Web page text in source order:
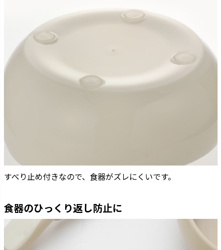
すべり止め付きなので、食器がズレにくいです。
食器のひっくり返し防止に